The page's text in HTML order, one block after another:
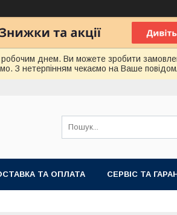
днем. Ви можете зробити
З нетерпінням чекаємо на Ваше
ТА ОПЛАТА СЕРВІС ТА